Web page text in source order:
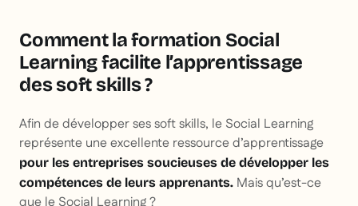
Comment la formation Social
Learning facilite l’apprentissage
des soft skills ?
Afin de développer ses soft skills, le Social Learning
représente une excellente ressource d’apprentissage
pour les entreprises soucieuses de développer les
compétences de leurs apprenants. Mais qu’est-ce